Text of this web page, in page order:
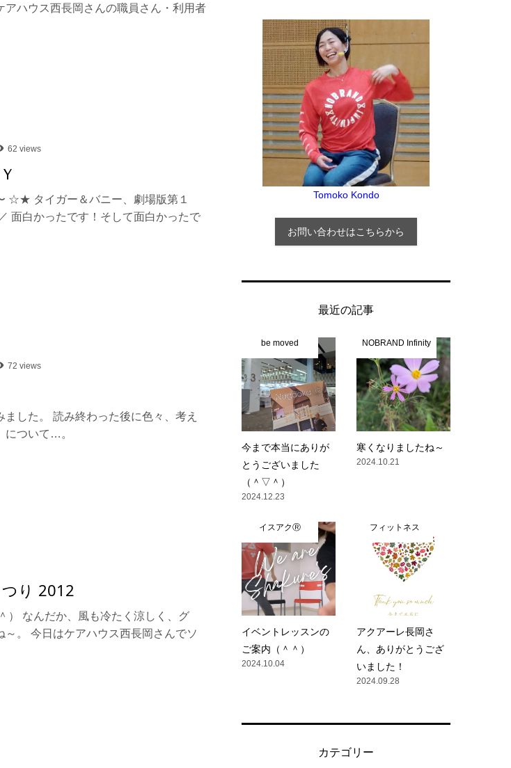
アハウス西長岡さんの職員さん・利用者
62 views
☆★ タイガー＆バニー、劇場版第１
面白かったです！そして面白かったで
72 views
した。 読み終わった後に色々、考え
について…。
り 2012
） なんだか、風も冷たく涼しく、グ
。 今日はケアハウス西長岡さんでソ
Tomoko Kondo
お問い合わせはこちらから
最近の記事
be moved
今まで本当にありが
とうございました
（＾▽＾）
2024.12.23
NOBRAND Infinity
寒くなりましたね～
2024.10.21
イスアクⓇ
イベントレッスンの
ご案内（＾＾）
2024.10.04
フィットネス
アクアーレ長岡さ
ん、ありがとうござ
いました！
2024.09.28
カテゴリー